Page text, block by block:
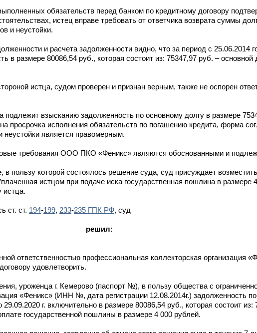
обязательств перед банком по кредитному договору
истец вправе требовать от ответчика возврата суммы
и неустойки.
и расчета задолженности видно, что за период с 25.06.2014
в размере 80086,54 руб., которая состоит из: 75347,97 руб. – основной
истца, судом проверен и признан верным, также не оспорен
подлежит взысканию задолженность по основному долгу в размере
исполнения обязательств по погашению кредита, форма
неустойки является правомерным.
требования ООО ПКО «Феникс» являются обоснованными и
в пользу которой состоялось решение суда, суд присуждает
истцом при подаче иска государственная пошлина в размере
истца.
ст. ст. 194-199, 233-235 ГПК РФ, суд
решил:
ответственностью профессиональная коллекторская организация
удовлетворить.
уроженца г. Кемерово (паспорт №), в пользу общества с
«Феникс» (ИНН №, дата регистрации 12.08.2014г.)
29.09.2020 г. включительно в размере 80086,54 руб., которая состоит
государственной пошлины в размере 4 000 рублей.